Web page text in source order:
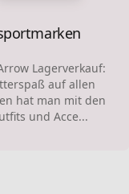
Lagerverkauf:
auf allen
hat man mit den
und Acce...